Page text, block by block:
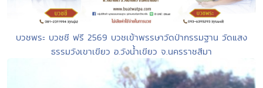
บวชพระ บวชชี ฟรี 2569 บวชเข้าพรรษาวัดป่ากรรมฐาน วัดแสง
ธรรมวังเขาเขียว อ.วังน้ำเขียว จ.นครราชสีมา